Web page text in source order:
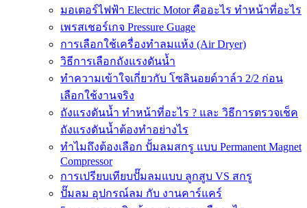
มอเตอร์ไฟฟ้า Electric Motor คืออะไร ทำหน้าที่อะไร
เพรสเชอร์เกจ Pressure Guage
การเลือกใช้เครื่องทำลมแห้ง (Air Dryer)
วิธีการเลือกถังแรงดันน้ำ
ทำความเข้าใจเกี่ยวกับ โซลินอยด์วาล์ว 2/2 ก่อน
เลือกใช้งานจริง
ถังแรงดันน้ำ ทำหน้าที่อะไร ? และ วิธีการตรวจเช็ค
ถังแรงดันน้ำต้องทำอย่างไร
ทำไมถึงต้องเลือก ปั้มลมสกรู แบบ Permanent Magnet
Compressor
การเปรียบเทียบปั๊มลมแบบ ลูกสูบ VS สกรู
ปั๊มลม อุปกรณ์ลม กับ งานคาร์แคร์